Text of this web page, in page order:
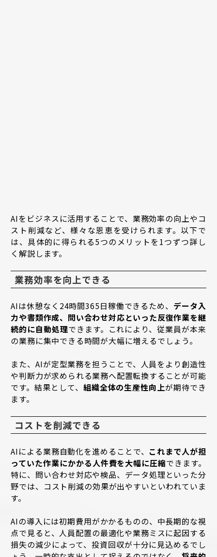
AIをビジネスに活用することで、業務効率の向上やコ
スト削減など、様々な恩恵を受けられます。以下で
は、具体的に得られる5つのメリットを1つずつ詳し
く解説します。
業務効率を向上できる
AIは休憩なく24時間365日稼働できるため、 データ入
力や書類作成、問い合わせ対応といった反復作業を継
続的に自動処理できます。これにより、従業員が本来
の業務に集中できる時間が大幅に増えるでしょう。
また、AIが定型業務を担うことで、人員をより創造性
や判断力が求められる業務へ配置転換することが可能
です。結果として、 組織全体の生産性向上が期待でき
ます。
コストを削減できる
AIによる業務自動化を進めることで、 これまで人が担
っていた作業にかかる人件費を大幅に圧縮できます。
特に、問い合わせ対応や検品、データ処理といった分
野では、コスト削減の効果が出やすいといわれていま
す。
AIの導入には初期費用がかかるものの、中長期的な視
点で見ると、人員配置の最適化や業務ミスに起因する
損失の減少によって、投資回収が十分に見込めるでし